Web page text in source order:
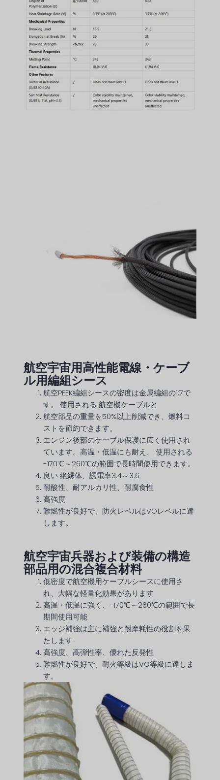
航空宇宙用高性能電線・ケーブ
ル用編組シース
航空PEEK編組シースの密度は金属編組の1:7で
す。 使用される 航空機ケーブルと
航空部品の重量を50%以上削減でき、燃料コ
ストを節約できます。
エンジン後部のケーブル保護に広く使用され
ています。高温・低温にも耐え、 使用される
-170℃～260℃の範囲で長時間使用できます。
良い 絶縁体、誘電率3.4～3.6
耐酸性、耐アルカリ性、耐腐食性
高強度
難燃性が良好で、防火レベルはVOレベルに達
します。
航空宇宙兵器および装備の構造
部品用の混合複合材料
低密度で航空機用ケーブルシースに使用さ
れ、大幅な軽量化効果があります
高温・低温に強く、-170℃～260℃の範囲で長
期間使用可能
エッジ補強は主に補強と耐摩耗性の役割を果
たします
高強度、高弾性率、優れた反発性
難燃性が良好で、耐火等級はVO等級に達しま
す。